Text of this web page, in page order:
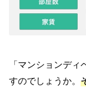
「マンションデ
すのでしょうか。